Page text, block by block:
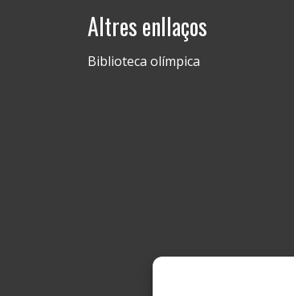
Altres enllaços
Biblioteca olímpica